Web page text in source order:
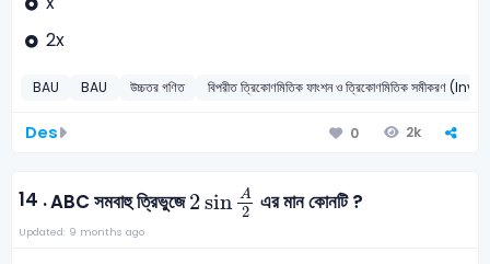
2x
BAU BAU উচ্চতর গণিত বিপরীত ত্রিকোণমিতিক ফাংশন ও ত্রিকোণমিতিক
Des 0 2k
14 .ABC সমবাহু ত্রিভুজে2sin A
2
2 sin A2 এর মান কোনটি ?
Updated: 9 months ago